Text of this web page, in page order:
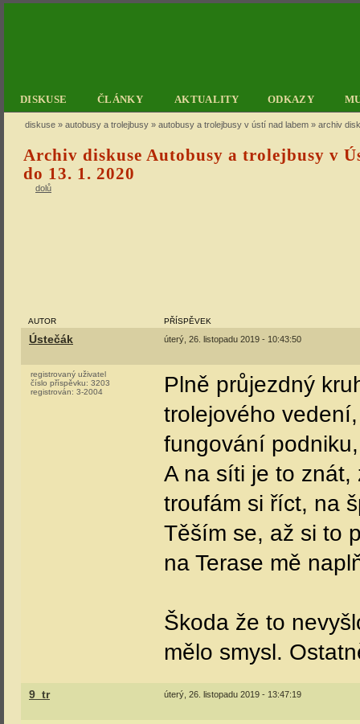
DISKUSE ČLÁNKY AKTUALITY ODKAZY
diskuse » autobusy a trolejbusy » autobusy a trolejbusy v ústí nad labem » archiv
Archiv diskuse Autobusy a trolejbusy v
do 13. 1. 2020
dolů
AUTOR PŘÍSPĚVEK
Ústečák úterý, 26. listopadu 2019 - 10:43:50
registrovaný uživatel
číslo příspěvku: 3203
registrován: 3-2004
Plně průjezdný
trolejového
fungování
A na síti je to znát,
troufám si říct, na
Těším se, až si to
na Terase mě
Škoda že to
mělo smysl.
9_tr úterý, 26. listopadu 2019 - 13:47:19